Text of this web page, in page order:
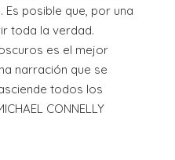
posible que, por una
toda la verdad.
es el mejor
narración que se
todos los
CONNELLY